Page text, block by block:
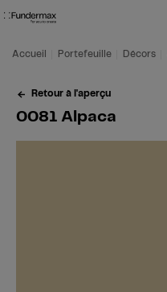
Aller au contenu principal
Aller au sommaire
Aller au menu principal
Accueil Portefeuille Décors
Retour à l'aperçu
0081 Alpaca